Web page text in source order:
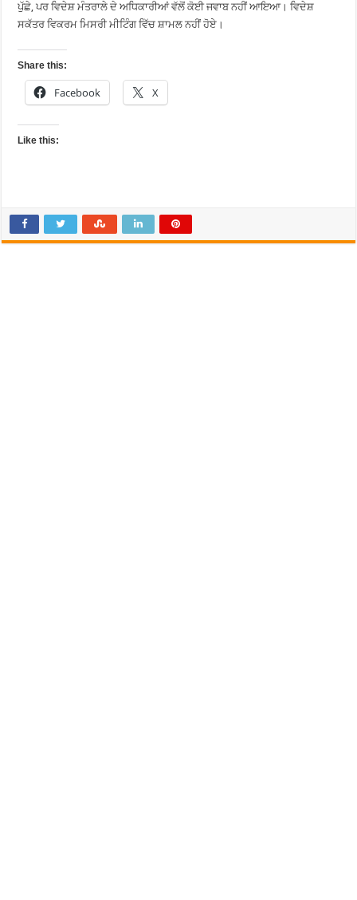
ਪੁੱਛੇ, ਪਰ ਵਿਦੇਸ਼ ਮੰਤਰਾਲੇ ਦੇ ਅਧਿਕਾਰੀਆਂ ਵੱਲੋਂ ਕੋਈ ਜਵਾਬ ਨਹੀਂ ਆਇਆ। ਵਿਦੇਸ਼
ਸਕੱਤਰ ਵਿਕਰਮ ਮਿਸਰੀ ਮੀਟਿੰਗ ਵਿੱਚ ਸ਼ਾਮਲ ਨਹੀਂ ਹੋਏ।
Share this:
Facebook X
Like this: